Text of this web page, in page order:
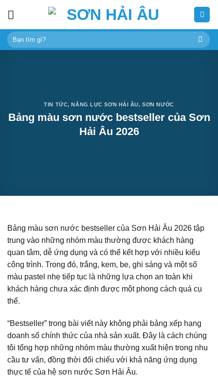
content
Tìm
kiếm:
TIN TỨC,NĂNG LỰC SƠN HẢI ÂU,SƠN NƯỚC
Bảng màu sơn nước bestseller của Sơn
Hải Âu 2026
Bảng màu sơn nước bestseller của Sơn Hải Âu 2026 tập
trung vào những nhóm màu thường được khách hàng
quan tâm, dễ ứng dụng và có thể kết hợp với nhiều kiểu
công trình. Trong đó, trắng, kem, be, ghi sáng và một số
màu pastel nhẹ tiếp tục là những lựa chọn an toàn khi
khách hàng chưa xác định được một phong cách quá cụ
thể.
“Bestseller” trong bài viết này không phải bảng xếp hạng
doanh số chính thức của nhà sản xuất. Đây là cách chúng
tôi tổng hợp những nhóm màu thường xuất hiện trong nhu
cầu tư vấn, đồng thời đối chiếu với khả năng ứng dụng
thực tế của hệ sơn nước Sơn Hải Âu.